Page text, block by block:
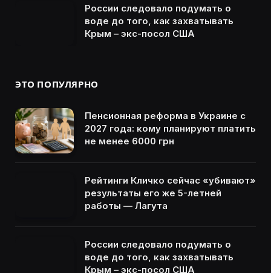
России следовало подумать о
воде до того, как захватывать
Крым – экс-посол США
ЭТО ПОПУЛЯРНО
Пенсионная реформа в Украине с
2027 года: кому планируют платить
не менее 6000 грн
Рейтинги Кличко сейчас «убивают»
результаты его же 5-летней
работы — Лагута
России следовало подумать о
воде до того, как захватывать
Крым – экс-посол США